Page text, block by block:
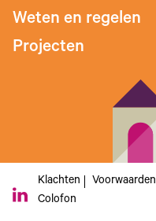
Weten en regelen
Projecten
Klachten Voorwaarden
Colofon